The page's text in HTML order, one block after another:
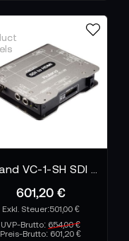
601,20 €
501,00 €
UVP-Brutto: 654,00 €
Preis-Brutto: 601,20 €